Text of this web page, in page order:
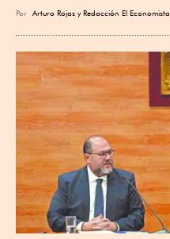
Por Arturo Rojas yRedacción El Economista